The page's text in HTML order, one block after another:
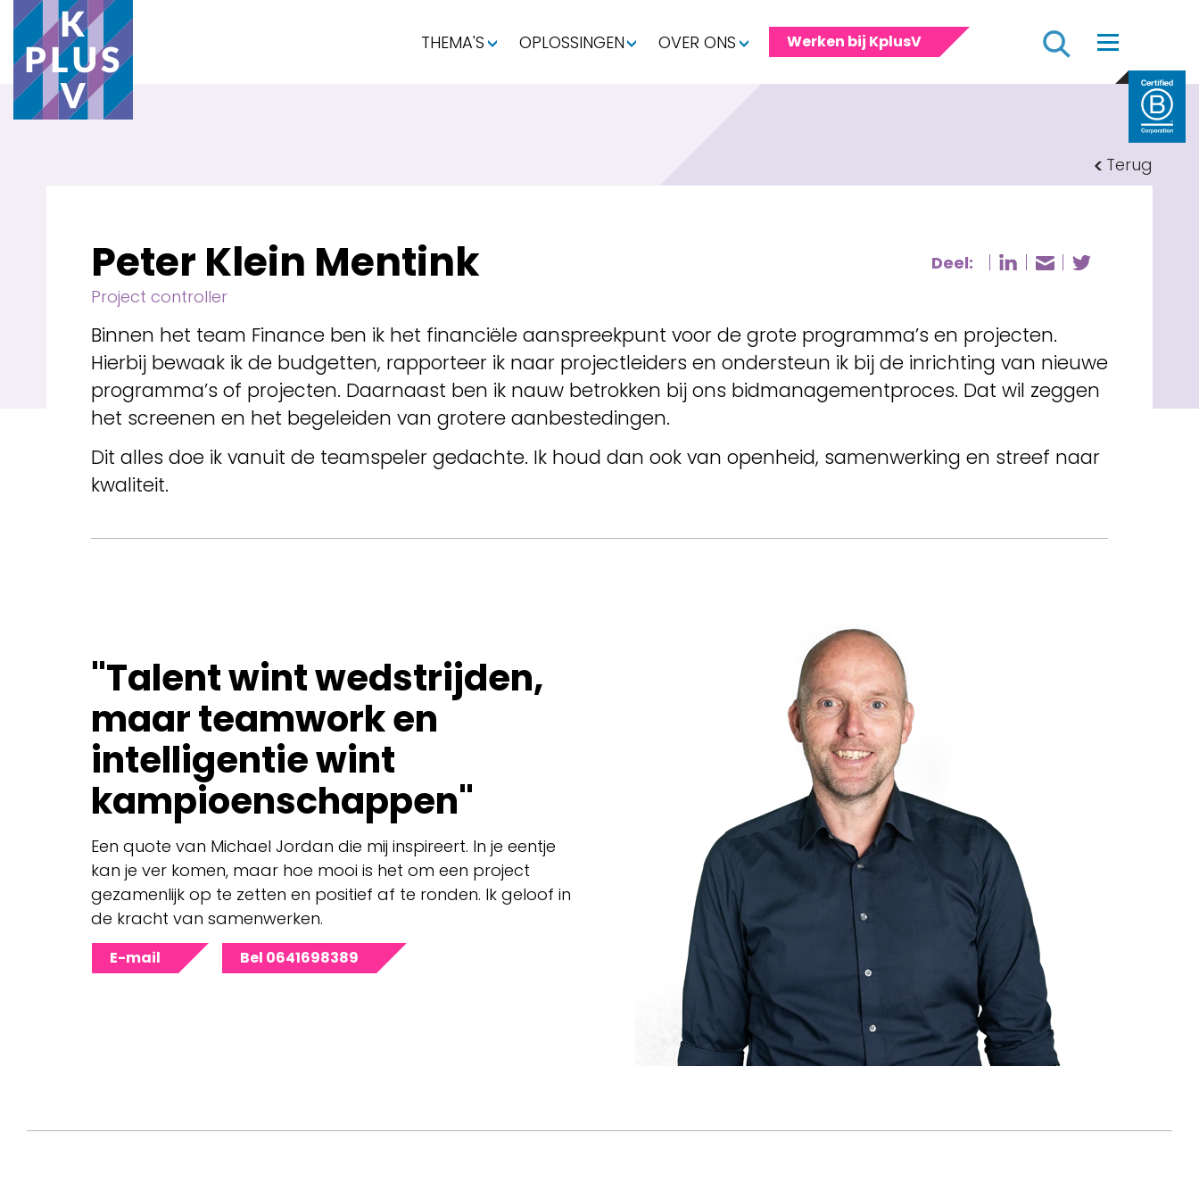
THEMA'S OPLOSSINGEN OVER ONS Werken bij KplusV Zoeken
Terug
Deel: Deel pagina op
Deel pagina
Peter Klein Mentink
Project controller
Binnen het team Finance ben ik het financiële aanspreekpunt voor de grote programma’s en projecten.
Hierbij bewaak ik de budgetten, rapporteer ik naar projectleiders en ondersteun ik bij de inrichting van nieuwe
programma’s of projecten. Daarnaast ben ik nauw betrokken bij ons bidmanagementproces. Dat wil zeggen
het screenen en het begeleiden van grotere aanbestedingen.
Dit alles doe ik vanuit de teamspeler gedachte. Ik houd dan ook van openheid, samenwerking en streef naar
kwaliteit.
"Talent wint wedstrijden,
maar teamwork en
intelligentie wint
kampioenschappen"
Een quote van Michael Jordan die mij inspireert. In je eentje
kan je ver komen, maar hoe mooi is het om een project
gezamenlijk op te zetten en positief af te ronden. Ik geloof in
de kracht van samenwerken.
E-mail Bel 0641698389